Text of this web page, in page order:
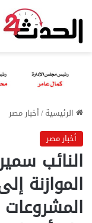
الرئيسية/أخبار مصر
أخبار مصر
النائب
الموازنة